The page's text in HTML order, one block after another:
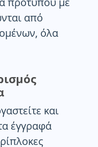
από
όλα
και
έγγραφά